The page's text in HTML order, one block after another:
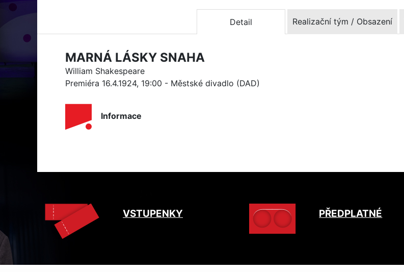
Detail Realizační tým / Obsazení
MARNÁ LÁSKY SNAHA
William Shakespeare
Premiéra 16.4.1924, 19:00 - Městské divadlo (DAD)
Informace
VSTUPENKY PŘEDPLATNÉ